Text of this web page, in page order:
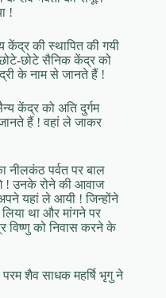
!
केंद्र की स्थापित की गयी
छोटे सैनिक केंद्र को
के नाम से जानते हैं !
केंद्र को अति दुर्गम
हैं ! वहां ले जाकर
नीलकंठ पर्वत पर बाल
! उनके रोने की आवाज
यहां ले आयी ! जिन्होंने
लिया था और मांगने पर
विष्णु को निवास करने के
शैव साधक महर्षि भृगु ने